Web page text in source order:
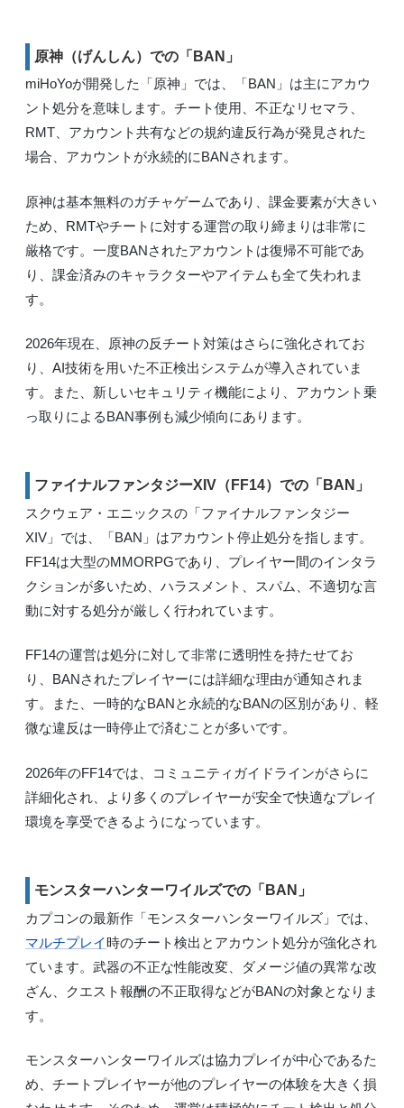
原神（げんしん）での「BAN」
miHoYoが開発した「原神」では、「BAN」は主にアカウ
ント処分を意味します。チート使用、不正なリセマラ、
RMT、アカウント共有などの規約違反行為が発見された
場合、アカウントが永続的にBANされます。
原神は基本無料のガチャゲームであり、課金要素が大きい
ため、RMTやチートに対する運営の取り締まりは非常に
厳格です。一度BANされたアカウントは復帰不可能であ
り、課金済みのキャラクターやアイテムも全て失われま
す。
2026年現在、原神の反チート対策はさらに強化されてお
り、AI技術を用いた不正検出システムが導入されていま
す。また、新しいセキュリティ機能により、アカウント乗
っ取りによるBAN事例も減少傾向にあります。
ファイナルファンタジーXIV（FF14）での「BAN」
スクウェア・エニックスの「ファイナルファンタジー
XIV」では、「BAN」はアカウント停止処分を指します。
FF14は大型のMMORPGであり、プレイヤー間のインタラ
クションが多いため、ハラスメント、スパム、不適切な言
動に対する処分が厳しく行われています。
FF14の運営は処分に対して非常に透明性を持たせてお
り、BANされたプレイヤーには詳細な理由が通知されま
す。また、一時的なBANと永続的なBANの区別があり、軽
微な違反は一時停止で済むことが多いです。
2026年のFF14では、コミュニティガイドラインがさらに
詳細化され、より多くのプレイヤーが安全で快適なプレイ
環境を享受できるようになっています。
モンスターハンターワイルズでの「BAN」
カプコンの最新作「モンスターハンターワイルズ」では、
マルチプレイ時のチート検出とアカウント処分が強化され
ています。武器の不正な性能改変、ダメージ値の異常な改
ざん、クエスト報酬の不正取得などがBANの対象となりま
す。
モンスターハンターワイルズは協力プレイが中心であるた
め、チートプレイヤーが他のプレイヤーの体験を大きく損